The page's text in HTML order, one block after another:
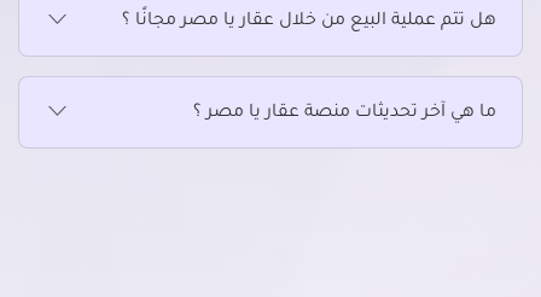
هل تتم عملية البيع من خلال عقار يا مصر مجانًا ؟
ما هي آخر تحديثات منصة عقار يا مصر ؟